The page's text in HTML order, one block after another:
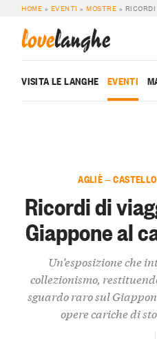
HOME » EVENTI »MOSTRE » RICORDI DI VIAGGIO: DIPINTI DAL GIAPPONE AL CASTELLO DI AGLIÈ
lovelanghe
VISITA LE LANGHE EVENTI
AGLIÈ —
Ricordi di
Giappone al
Un’esposizione che
collezionismo,
sguardo raro sul
opere cariche di